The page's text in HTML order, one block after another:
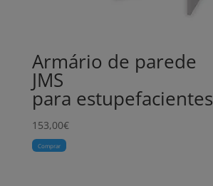
Armário de parede
JMS
para estupefacientes
153,00€
Comprar